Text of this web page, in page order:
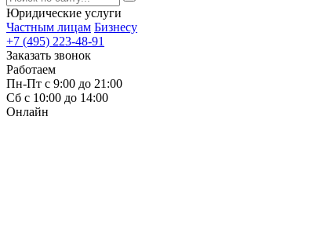
Юридические услуги
Частным лицам Бизнесу
+7 (495) 223-48-91
Заказать звонок
Работаем
Пн-Пт с 9:00 до 21:00
Сб с 10:00 до 14:00
Онлайн